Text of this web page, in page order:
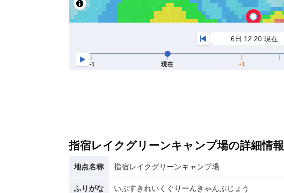
指宿レイクグリーンキャンプ場の詳細情報
地点名称 指宿レイクグリーンキャンプ場
ふりがな いぶすきれいくぐりーんきゃんぷじょう